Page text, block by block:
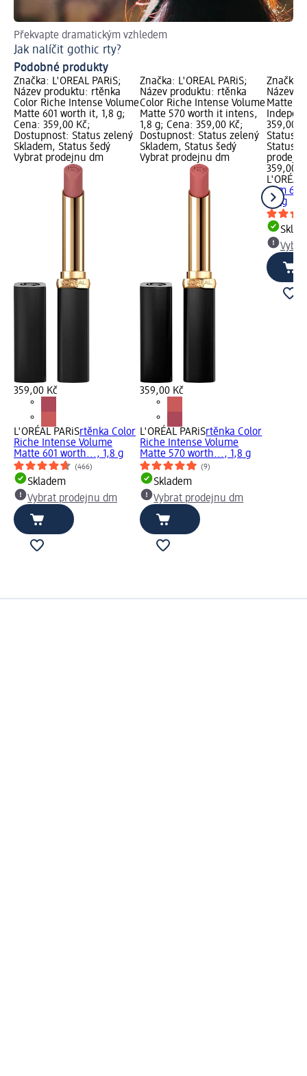
Překvapte dramatickým vzhledem
Jak nalíčit gothic rty?
Podobné produkty
Značka: L'ORÉAL PARiS;
Název produktu: rtěnka
Color Riche Intense Volume
Matte 601 worth it, 1,8 g;
Cena: 359,00 Kč;
Dostupnost: Status zelený
Skladem, Status šedý
Vybrat prodejnu dm
359,00 Kč
L'ORÉAL PARiSrtěnka Color
Riche Intense Volume
Matte 601 worth..., 1,8 g
(466)
Skladem
Vybrat prodejnu dm
Značka: L'ORÉAL PARiS;
Název produktu: rtěnka
Color Riche Intense Volume
Matte 570 worth it intens,
1,8 g; Cena: 359,00 Kč;
Dostupnost: Status zelený
Skladem, Status šedý
Vybrat prodejnu dm
359,00 Kč
L'ORÉAL PARiSrtěnka Color
Riche Intense Volume
Matte 570 worth..., 1,8 g
(9)
Skladem
Vybrat prodejnu dm
Značka:
Název
Matte
359,00
Status
Status
359,00
L'ORÉAL
Slim
1,8 g